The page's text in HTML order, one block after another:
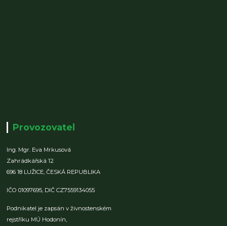
Provozovatel
Ing. Mgr. Eva Mrkusová
Zahrádkářská 12
696 18 LUŽICE,ČESKÁ REPUBLIKA
IČO 01097695, DIČ CZ7559134055
Podnikatel je zapsán v živnostenském
rejstříku MÚ Hodonín,